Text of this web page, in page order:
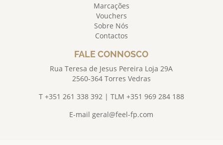
Marcações
Vouchers
Sobre Nós
Contactos
FALE CONNOSCO
Rua Teresa de Jesus Pereira Loja 29A
2560-364 Torres Vedras
T +351 261 338 392 | TLM +351 969 284 188
E-mailgeral@feel-fp.com